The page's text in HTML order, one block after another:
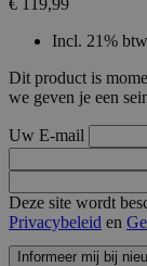
Incl. 21% btw
Dit product is
we geven je een
Uw E-mail
Deze site wordt
Privacybeleid en
Informeer mij bij